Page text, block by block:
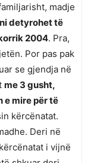
madje
detyrohet të
2004. Pra,
Por pas pak
se gjendja në
me 3 gusht,
e mire për të
kërcënatat.
Deri në
i vijnë